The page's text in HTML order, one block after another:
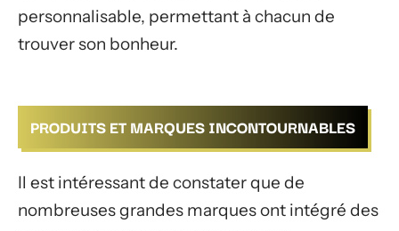
personnalisable, permettant à chacun de
trouver son bonheur.
PRODUITS ET MARQUES INCONTOURNABLES
Il est intéressant de constater que de
nombreuses grandes marques ont intégré des